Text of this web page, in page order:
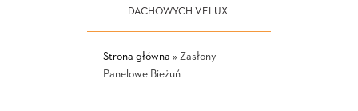
DACHOWYCH VELUX
Strona główna » Zasłony
Panelowe Bieżuń